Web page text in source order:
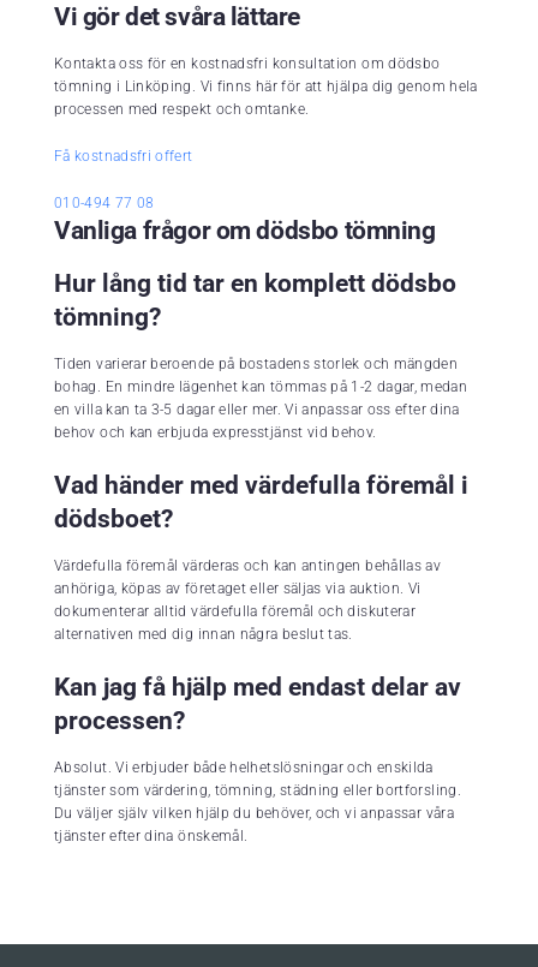
Vi gör det svåra lättare
Kontakta oss för en kostnadsfri konsultation om dödsbo
tömning i Linköping. Vi finns här för att hjälpa dig genom hela
processen med respekt och omtanke.
Få kostnadsfri offert
010-494 77 08
Vanliga frågor om dödsbo tömning
Hur lång tid tar en komplett dödsbo
tömning?
Tiden varierar beroende på bostadens storlek och mängden
bohag. En mindre lägenhet kan tömmas på 1-2 dagar, medan
en villa kan ta 3-5 dagar eller mer. Vi anpassar oss efter dina
behov och kan erbjuda expresstjänst vid behov.
Vad händer med värdefulla föremål i
dödsboet?
Värdefulla föremål värderas och kan antingen behållas av
anhöriga, köpas av företaget eller säljas via auktion. Vi
dokumenterar alltid värdefulla föremål och diskuterar
alternativen med dig innan några beslut tas.
Kan jag få hjälp med endast delar av
processen?
Absolut. Vi erbjuder både helhetslösningar och enskilda
tjänster som värdering, tömning, städning eller bortforsling.
Du väljer själv vilken hjälp du behöver, och vi anpassar våra
tjänster efter dina önskemål.